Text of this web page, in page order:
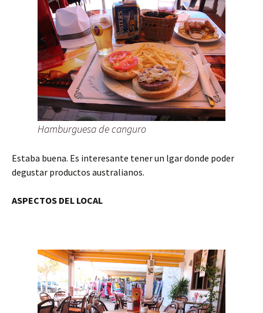
Hamburguesa de canguro
Estaba buena. Es interesante tener un lgar donde poder
degustar productos australianos.
ASPECTOS DEL LOCAL